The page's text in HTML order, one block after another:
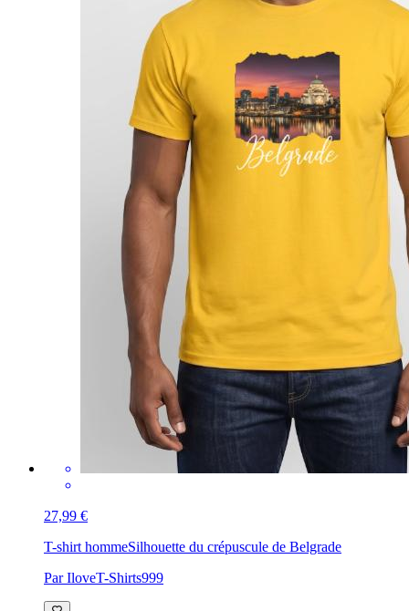
27,99 €
T-shirt hommeSilhouette du crépuscule de Belgrade
Par IloveT-Shirts999